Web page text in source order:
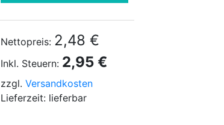
Nettopreis: 2,48 €
Inkl. Steuern: 2,95 €
zzgl. Versandkosten
Lieferzeit: lieferbar